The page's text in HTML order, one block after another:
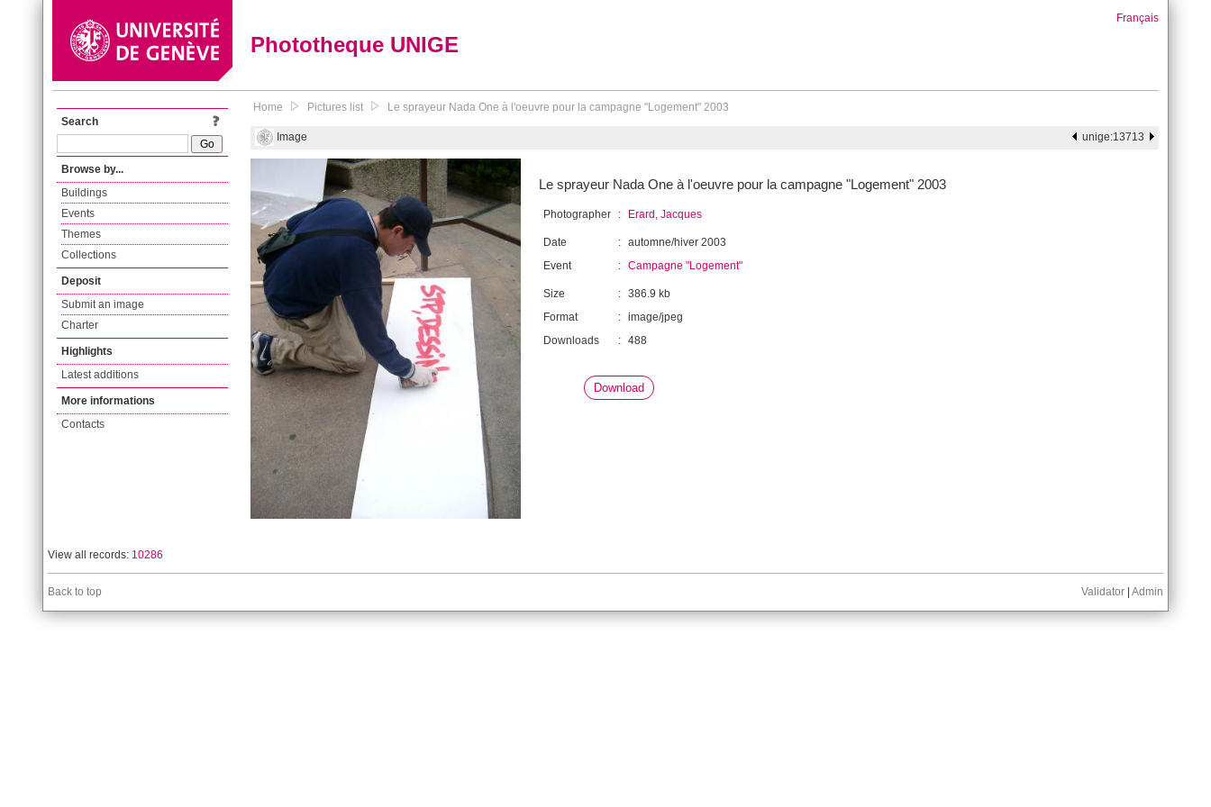
Phototheque UNIGE
Français
Search
Browse by...
Buildings
Events
Themes
Collections
Deposit
Submit an image
Charter
Highlights
Latest additions
More informations
Contacts
Home Pictures list Le sprayeur Nada One à l'oeuvre pour la campagne "Logement" 2003
Image unige:13713
Le sprayeur Nada One à l'oeuvre pour la campagne "Logement" 2003
Photographer : Erard, Jacques
Date : automne/hiver 2003
Event
: Campagne "Logement"
Size : 386.9 kb
Format
: image/jpeg
Downloads
: 488
Download
View all records: 10286
Back to top Validator Admin